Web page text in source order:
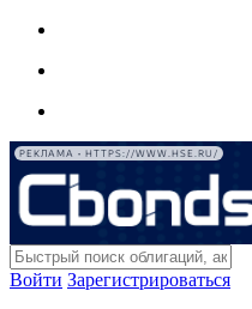
РЕКЛАМА • HTTPS://WWW.HSE.RU/
Войти Зарегистрироваться